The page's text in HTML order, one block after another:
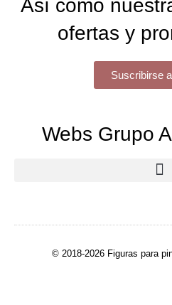
Así como
ofertas y
Suscribirse
Webs Grupo
© 2018-2026 Figuras para